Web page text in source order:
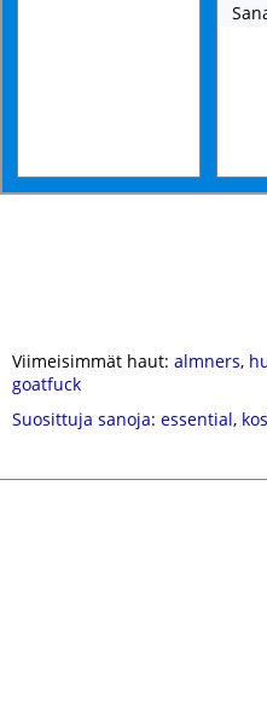
Viimeisimmät haut: almners,
goatfuck
Suosittuja sanoja: essential,